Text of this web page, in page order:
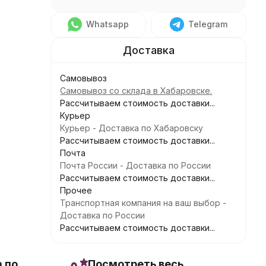
Whatsapp Telegram
Самовывоз
Самовывоз со склада в Хабаровске.
Рассчитываем стоимость доставки...
Курьер
Курьер - Доставка по Хабаровску
Рассчитываем стоимость доставки...
Почта
Почта России - Доставка по России
Рассчитываем стоимость доставки...
Прочее
Транспортная компания на ваш выбор -
Доставка по России
Рассчитываем стоимость доставки...